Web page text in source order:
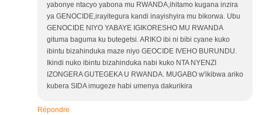
yabonye ntacyo yabona mu RWANDA,ihitamo kugana inzira
ya GENOCIDE,irayitegura kandi inayishyira mu bikorwa. Ubu
GENOCIDE NIYO YABAYE IGIKORESHO MU RWANDA
gituma baguma ku butegetsi. ARIKO ibi ni bibi cyane kuko
ibintu bizahinduka maze niyo GEOCIDE IVEHO BURUNDU.
Ikindi nuko ibintu bizahinduka nabi kuko NTA NYENZI
IZONGERA GUTEGEKA U RWANDA. MUGABO w'ikibwa ariko
kubera SIDA imugeze habi umenya dakurikira
Répondre